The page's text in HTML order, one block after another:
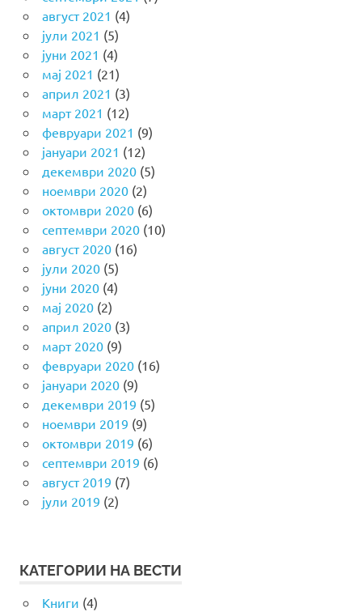
август 2021 (4)
јули 2021 (5)
јуни 2021 (4)
мај 2021 (21)
април 2021 (3)
март 2021 (12)
февруари 2021 (9)
јануари 2021 (12)
декември 2020(5)
ноември 2020(2)
октомври 2020(6)
септември 2020(10)
август 2020(16)
јули 2020(5)
јуни 2020(4)
мај 2020(2)
април 2020(3)
март 2020(9)
февруари 2020(16)
јануари 2020(9)
декември 2019 (5)
ноември 2019 (9)
октомври 2019 (6)
септември 2019 (6)
август 2019 (7)
јули 2019 (2)
КАТЕГОРИИ НА ВЕСТИ
Книги (4)